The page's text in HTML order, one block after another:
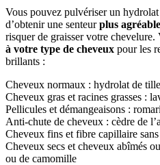
Vous pouvez pulvériser un
d’obtenir une senteurplus
risquer de graisser votre chevelure.
à votre type de cheveux pour les
brillants :
Cheveux normaux : hydrolat de
Cheveux gras et racines grasses :
Pellicules et démangeaisons :
Anti-chute de cheveux : cèdre de
Cheveux fins et fibre capillaire
Cheveux secs et cheveux abîmés
ou de camomille